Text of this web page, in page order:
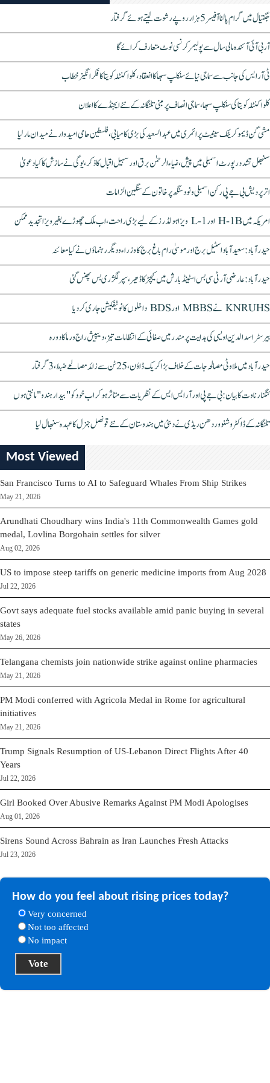
جگتیال میں گرام پالنا آفیسر 5 ہزار روپے رشوت لیتے ہوئے گرفتار
آر بی آئی آئندہ مالی سال سے پولیمر کرنسی نوٹ متعارف کرائے گا
ٹی آر ایس کی جانب سے سماجی نیائے سنکلپ سبھا کا انعقاد، کلواکنٹلہ کویتا کا فکر انگیز خطاب
کلواکنٹلہ کویتا کی سنکلپ سبھا، سماجی انصاف پر مبنی تلنگانہ کے نئے ایجنڈے کا اعلان
مشی گن ڈیموکریٹک سینیٹ پرائمری میں عبدالسعید کی بڑی کامیابی، فلسطین حامی امیدوار نے میدان مار لیا
سنبھل تشدد رپورٹ اسمبلی میں پیش، ضیاء الرحمٰن برق اور سہیل اقبال کا ذکر، یوگی نے سازش کا کیا دعویٰ
اتر پردیش بی جے پی رکن اسمبلی ونود سنگھ پر خاتون کے سنگین الزامات
امریکہ میں H-1B اور L-1 ویزا ہولڈرز کے لیے بڑی راحت، اب ملک چھوڑے بغیر ویزا تجدید ممکن
حیدرآباد: سعیدآباد اسٹیل برج اور موسیٰ رام باغ برج کا وزراء و دیگر رہنماؤں نے کیا معائنہ
حیدرآباد: عارضی آر ٹی سی بس اسٹینڈ بارش میں کیچڑ کا ڈھیر، سپر لگژری بس پھنس گئی
KNRUHS نے MBBS اور BDS داخلوں کا نوٹیفکیشن جاری کر دیا
بیرسٹر اسدالدین اویسی کی ہدایت پر مندر میں صفائی کے انتظامات تیز، دیپیش راج ورما کا دورہ
حیدرآباد میں ملاوٹی مصالحہ جات کے خلاف بڑا کریک ڈاؤن، 25 ٹن سے زائد مصالحے ضبط، 3 گرفتار
کنگنا رناوت کا بیان: بی جے پی اور آر ایس ایس کے نظریات سے متاثر ہو کر اب خود کو "بیدار ہندو" مانتی ہوں
تلنگانہ کے ڈاکٹر وشنو وردھن ریڈی نے دبئی میں ہندوستان کے نئے قونصل جنرل کا عہدہ سنبھال لیا
Most Viewed
San Francisco Turns to AI to Safeguard Whales From Ship Strikes
May 21, 2026
Arundhati Choudhary wins India's 11th Commonwealth Games gold
medal, Lovlina Borgohain settles for silver
Aug 02, 2026
US to impose steep tariffs on generic medicine imports from Aug 2028
Jul 22, 2026
Govt says adequate fuel stocks available amid panic buying in several
states
May 26, 2026
Telangana chemists join nationwide strike against online pharmacies
May 21, 2026
PM Modi conferred with Agricola Medal in Rome for agricultural
initiatives
May 21, 2026
Trump Signals Resumption of US-Lebanon Direct Flights After 40
Years
Jul 22, 2026
Girl Booked Over Abusive Remarks Against PM Modi Apologises
Aug 01, 2026
Sirens Sound Across Bahrain as Iran Launches Fresh Attacks
Jul 23, 2026
How do you feel about rising prices today?
Very concerned
Not too affected
No impact